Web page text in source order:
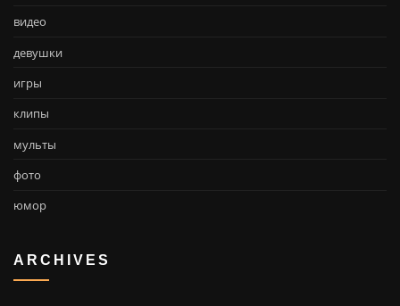
видео
девушки
игры
клипы
мульты
фото
юмор
ARCHIVES